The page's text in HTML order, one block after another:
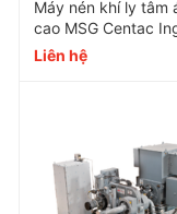
Các cánh
Tăng tuổi
Máy nén khí ly tâm
cao MSG Centac
Rand
Liên hệ